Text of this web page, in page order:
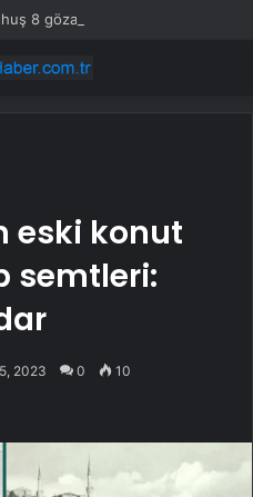
8 gözaltı
eski konut
semtleri:
2023 0 10